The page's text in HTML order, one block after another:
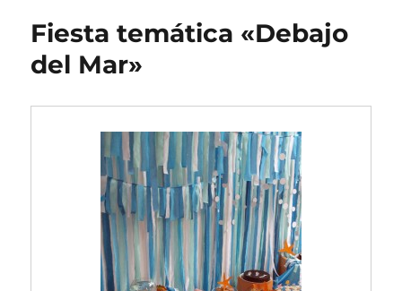
Fiesta temática «Debajo
del Mar»